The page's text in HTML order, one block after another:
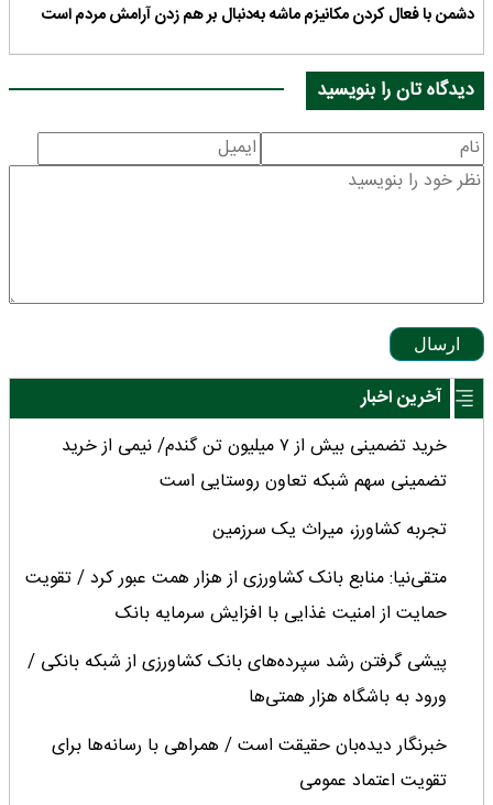
دشمن با فعال کردن مکانیزم ماشه به‌دنبال بر هم زدن آرامش مردم است
دیدگاه تان را بنویسید
ارسال
آخرین اخبار
خرید تضمینی بیش از ۷ میلیون تن گندم/ نیمی از خرید
تضمینی سهم شبکه تعاون روستایی است
تجربه کشاورز، میراث یک سرزمین
متقی‌نیا: منابع بانک کشاورزی از هزار همت عبور کرد / تقویت
حمایت از امنیت غذایی با افزایش سرمایه بانک
پیشی گرفتن رشد سپرده‌های بانک کشاورزی از شبکه بانکی /
ورود به باشگاه هزار همتی‌ها
خبرنگار دیده‌بان حقیقت است / همراهی با رسانه‌ها برای
تقویت اعتماد عمومی